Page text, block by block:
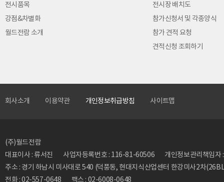
전시품목
강점&차별화
월드전람 소개
전시장 배치도
참가신청서 및 각종양식
참가 견적 요청
견적신청 조회하기
회사소개 이용약관 개인정보취급방침 사이트맵
(주)월드전람
대표이사 : 류서진
사업자등록번호 : 116-81-60506
개인정보관리책임
주소 : 경기 하남시 미사대로 540 (덕풍동, 현대지식산업센터 한강미사2차
전화 : 02-557-0648
팩스 : 02-6008-0648